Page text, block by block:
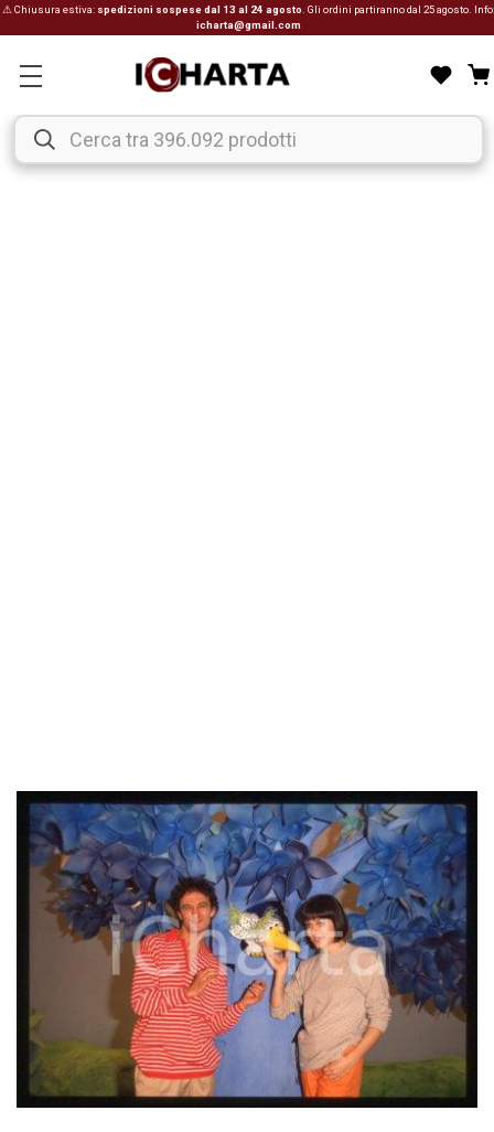
⚠ Chiusura estiva: spedizioni sospese dal 13 al 24 agosto . Gli ordini partiranno dal 25 agosto. Info:
icharta@gmail.com